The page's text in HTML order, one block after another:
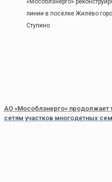
«Мособлэнерго»
линии в посёлке Жилёво
Ступино
АО «Мособлэнерго» продолжает
сетям участков многодетных